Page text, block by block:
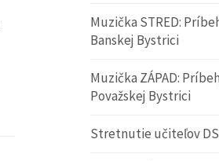
Muzička STRED:
Banskej Bystrici
Muzička ZÁPAD:
Považskej Bystrici
Stretnutie učiteľov